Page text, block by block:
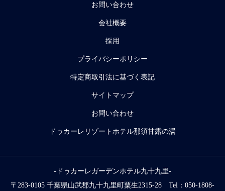
お問い合わせ
会社概要
採用
プライバシーポリシー
特定商取引法に基づく表記
サイトマップ
お問い合わせ
ドゥカーレリゾートホテル那須甘露の湯
-ドゥカーレガーデンホテル九十九里-
〒283-0105 千葉県山武郡九十九里町粟生2315-28 Tel：050-1808-